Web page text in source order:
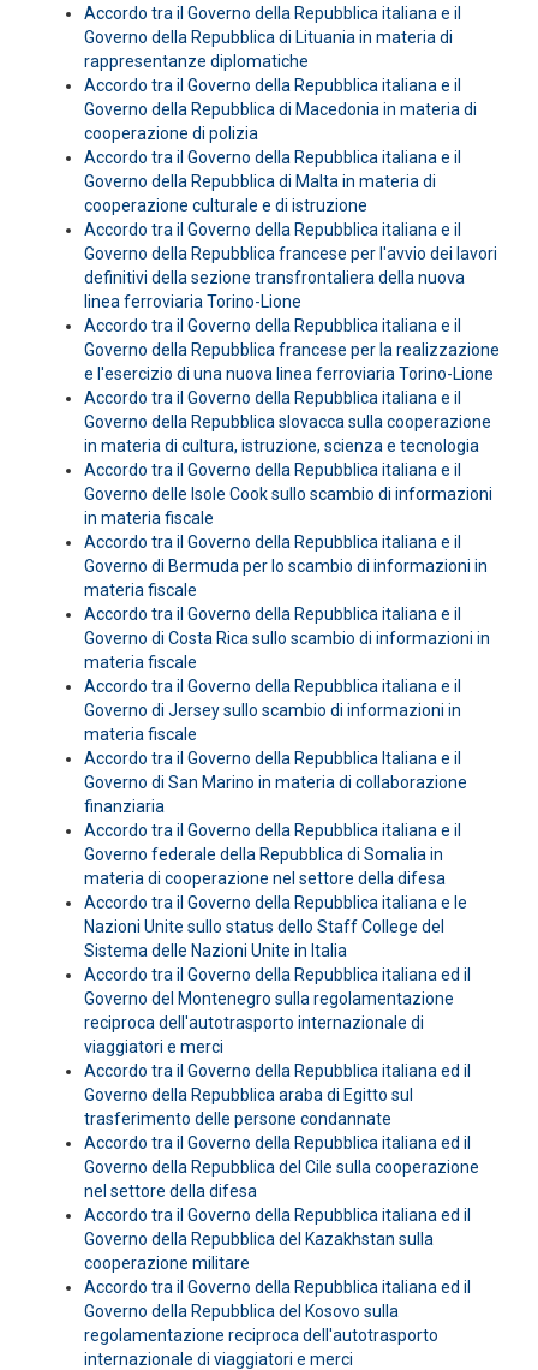
Accordo tra il Governo della Repubblica italiana e il
Governo della Repubblica di Lituania in materia di
rappresentanze diplomatiche
Accordo tra il Governo della Repubblica italiana e il
Governo della Repubblica di Macedonia in materia di
cooperazione di polizia
Accordo tra il Governo della Repubblica italiana e il
Governo della Repubblica di Malta in materia di
cooperazione culturale e di istruzione
Accordo tra il Governo della Repubblica italiana e il
Governo della Repubblica francese per l'avvio dei lavori
definitivi della sezione transfrontaliera della nuova
linea ferroviaria Torino-Lione
Accordo tra il Governo della Repubblica italiana e il
Governo della Repubblica francese per la realizzazione
e l'esercizio di una nuova linea ferroviaria Torino-Lione
Accordo tra il Governo della Repubblica italiana e il
Governo della Repubblica slovacca sulla cooperazione
in materia di cultura, istruzione, scienza e tecnologia
Accordo tra il Governo della Repubblica italiana e il
Governo delle Isole Cook sullo scambio di informazioni
in materia fiscale
Accordo tra il Governo della Repubblica italiana e il
Governo di Bermuda per lo scambio di informazioni in
materia fiscale
Accordo tra il Governo della Repubblica italiana e il
Governo di Costa Rica sullo scambio di informazioni in
materia fiscale
Accordo tra il Governo della Repubblica italiana e il
Governo di Jersey sullo scambio di informazioni in
materia fiscale
Accordo tra il Governo della Repubblica Italiana e il
Governo di San Marino in materia di collaborazione
finanziaria
Accordo tra il Governo della Repubblica italiana e il
Governo federale della Repubblica di Somalia in
materia di cooperazione nel settore della difesa
Accordo tra il Governo della Repubblica italiana e le
Nazioni Unite sullo status dello Staff College del
Sistema delle Nazioni Unite in Italia
Accordo tra il Governo della Repubblica italiana ed il
Governo del Montenegro sulla regolamentazione
reciproca dell'autotrasporto internazionale di
viaggiatori e merci
Accordo tra il Governo della Repubblica italiana ed il
Governo della Repubblica araba di Egitto sul
trasferimento delle persone condannate
Accordo tra il Governo della Repubblica italiana ed il
Governo della Repubblica del Cile sulla cooperazione
nel settore della difesa
Accordo tra il Governo della Repubblica italiana ed il
Governo della Repubblica del Kazakhstan sulla
cooperazione militare
Accordo tra il Governo della Repubblica italiana ed il
Governo della Repubblica del Kosovo sulla
regolamentazione reciproca dell'autotrasporto
internazionale di viaggiatori e merci